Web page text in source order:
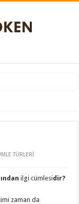
TÜRLERİ
ilgi cümlesidir?
zaman da